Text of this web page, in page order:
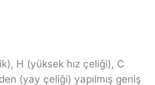
H (yüksek hız çeliği), C
(yay çeliği) yapılmış geniş